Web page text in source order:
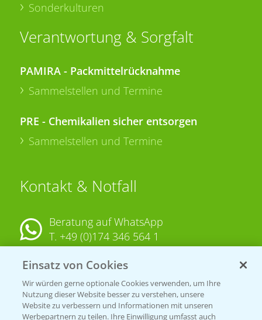
Sonderkulturen
Verantwortung & Sorgfalt
PAMIRA - Packmittelrücknahme
Sammelstellen und Termine
PRE - Chemikalien sicher entsorgen
Sammelstellen und Termine
Kontakt & Notfall
Beratung auf WhatsApp
T. +49 (0)174 346 564 1
KONTAKT
Hilfe in Notfällen
Einsatz von Cookies
Wir würden gerne optionale Cookies verwenden, um Ihre
Nutzung dieser Website besser zu verstehen, unsere
Website zu verbessern und Informationen mit unseren
Werbepartnern zu teilen. Ihre Einwilligung umfasst auch